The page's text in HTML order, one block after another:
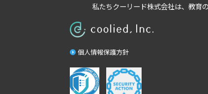
私たちクーリード株式会社は、 教育
個人情報保護方針